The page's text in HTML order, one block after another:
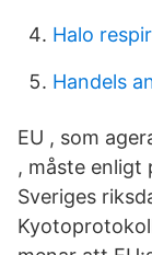
Halo
Handels
EU , som
, måste enligt
Sveriges